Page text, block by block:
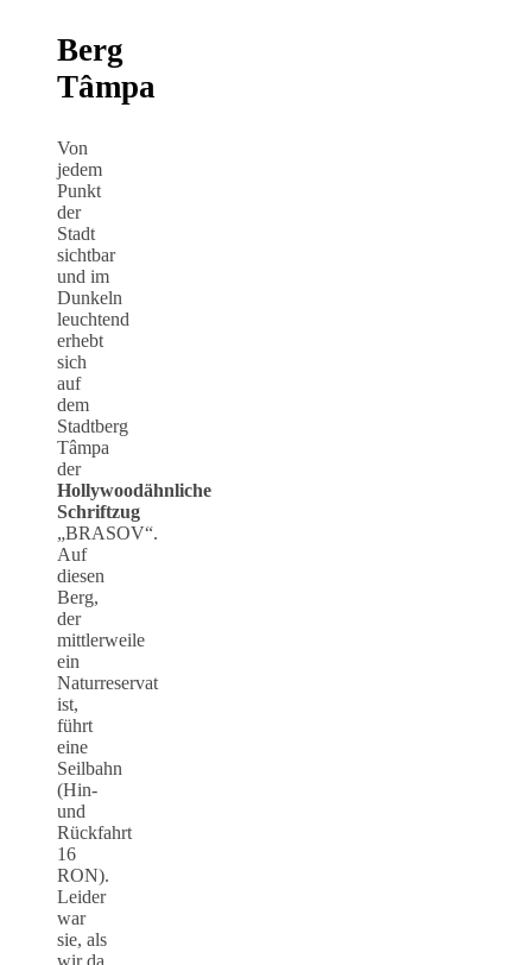
Berg
Tâmpa
Von
jedem
Punkt
der
Stadt
sichtbar
und im
Dunkeln
leuchtend
erhebt
sich
auf
dem
Stadtberg
Tâmpa
der
Hollywoodähnliche
Schriftzug
„BRASOV“.
Auf
diesen
Berg,
der
mittlerweile
ein
Naturreservat
ist,
führt
eine
Seilbahn
(Hin-
und
Rückfahrt
16
RON).
Leider
war
sie, als
wir da